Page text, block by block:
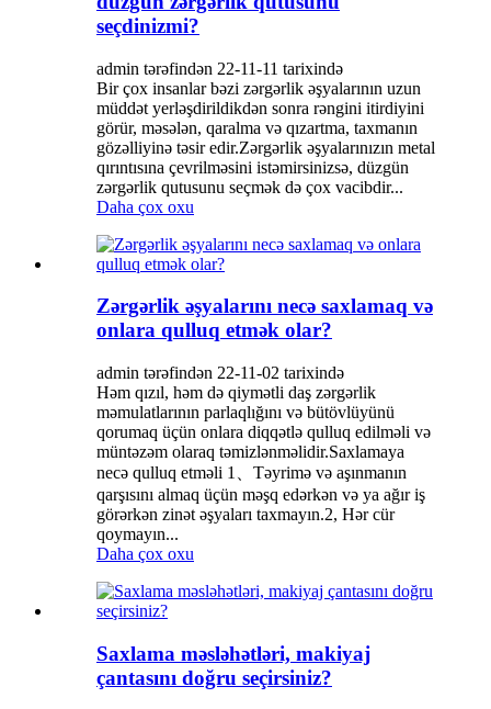
seçdinizmi?
admin tərəfindən 22-11-11 tarixində
Bir çox insanlar bəzi zərgərlik əşyalarının uzun
müddət yerləşdirildikdən sonra rəngini itirdiyini
görür, məsələn, qaralma və qızartma, taxmanın
gözəlliyinə təsir edir.Zərgərlik əşyalarınızın metal
qırıntısına çevrilməsini istəmirsinizsə, düzgün
zərgərlik qutusunu seçmək də çox vacibdir...
Daha çox oxu
Zərgərlik əşyalarını necə saxlamaq və
onlara qulluq etmək olar?
admin tərəfindən 22-11-02 tarixində
Həm qızıl, həm də qiymətli daş zərgərlik
məmulatlarının parlaqlığını və bütövlüyünü
qorumaq üçün onlara diqqətlə qulluq edilməli və
müntəzəm olaraq təmizlənməlidir.Saxlamaya
necə qulluq etməli 1、Təyrimə və aşınmanın
qarşısını almaq üçün məşq edərkən və ya ağır iş
görərkən zinət əşyaları taxmayın.2, Hər cür
qoymayın...
Daha çox oxu
Saxlama məsləhətləri, makiyaj
çantasını doğru seçirsiniz?